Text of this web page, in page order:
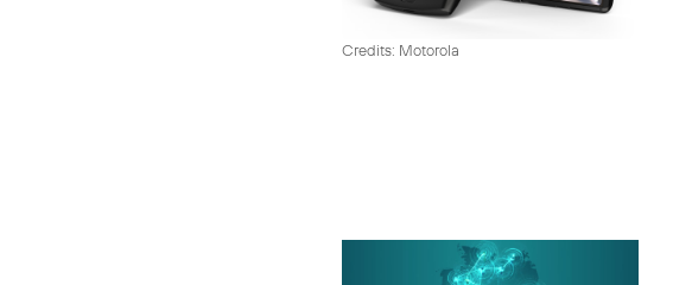
Credits: Motorola